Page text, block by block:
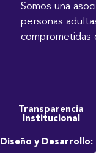
Somos una
personas
comprometidas
Transparencia
Institucional
Diseño y Desarrollo: